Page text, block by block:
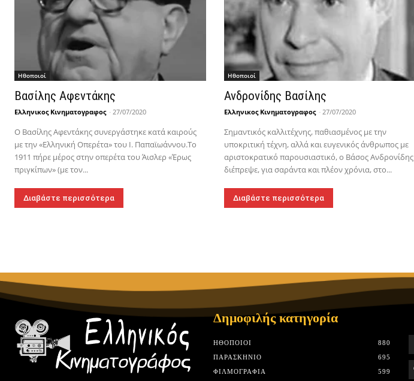
Hθοποιοί
Βασίλης Αφεντάκης
Ελληνικος Κινηματογραφος - 27/07/2020
Ο Βασίλης Αφεντάκης συνεργάστηκε κατά καιρούς
με την «Ελληνική Οπερέτα» του Ι. Παπαϊωάννου.Το
1911 πήρε μέρος στην οπερέτα του Άισλερ «Έρως
πριγκίπων» (με τον...
Διαβάστε περισσότερα
Hθοποιοί
Ανδρονίδης Βασίλης
Ελληνικος Κινηματογραφος - 27/07/2020
Σημαντικός καλλιτέχνης, παθιασμένος με την
υποκριτική τέχνη, αλλά και ευγενικός άνθρωπος με
αριστοκρατικό παρουσιαστικό, ο Βάσος Ανδρονίδης
διέπρεψε, για σαράντα και πλέον χρόνια, στο...
Διαβάστε περισσότερα
Δημοφιλής κατηγορία
HΘΟΠΟΙΟΊ
880
ΠΑΡΑΣΚΉΝΙΟ
695
ΦΙΛΜΟΓΡΑΦΊΑ
599